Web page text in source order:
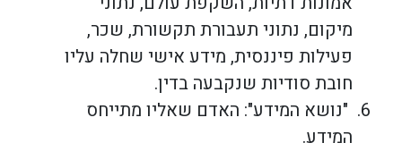
מיקום, נתוני תעבורת תקשורת, שכר,
פעילות פיננסית, מידע אישי שחלה עליו
חובת סודיות שנקבעה בדין.
"נושא המידע": האדם שאליו מתייחס
המידע.